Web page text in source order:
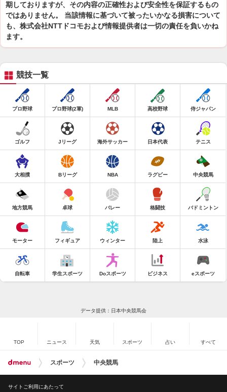
期しておりますが、その内容の正確性および安全性を保証するもの
ではありません。 当該情報に基づいて被ったいかなる損害について
も、株式会社NTTドコモおよび情報提供者は一切の責任を負いかね
ます。
競技一覧
プロ野球 プロ野球(2軍) MLB 高校野球 侍ジャパン
ゴルフ Jリーグ 海外サッカー 日本代表 テニス
大相撲 Bリーグ NBA ラグビー 中央競馬
地方競馬 卓球 バレー 格闘技 バドミントン
モーター フィギュア ウィンター 陸上 水泳
自転車 学生スポーツ Doスポーツ ビジネス eスポーツ
データ提供：日本中央競馬会
TOP ニュース 天気 スポーツ 占い すべて
スポーツ 中央競馬
サイトご利用にあたって